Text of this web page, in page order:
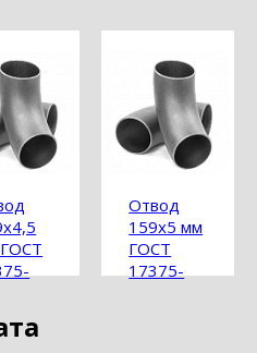
Отвод
159х5 мм
ГОСТ
17375-